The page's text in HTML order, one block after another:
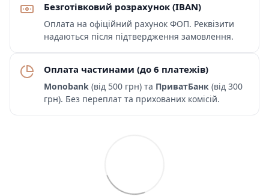
Безготівковий розрахунок (IBAN)
Оплата на офіційний рахунок ФОП. Реквізити
надаються після підтвердження замовлення.
Оплата частинами (до 6 платежів)
Monobank (від 500 грн) та ПриватБанк (від 300
грн). Без переплат та прихованих комісій.